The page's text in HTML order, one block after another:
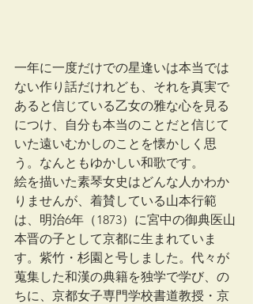
一年に一度だけでの星逢いは本当では
ない作り話だけれども、それを真実で
あると信じている乙女の雅な心を見る
につけ、自分も本当のことだと信じて
いた遠いむかしのことを懐かしく思
う。なんともゆかしい和歌です。
絵を描いた素琴女史はどんな人かわか
りませんが、着賛している山本行範
は、明治6年（1873）に宮中の御典医山
本晋の子として京都に生まれていま
す。紫竹・杉園と号しました。代々が
蒐集した和漢の典籍を独学で学び、の
ちに、京都女子専門学校書道教授・京